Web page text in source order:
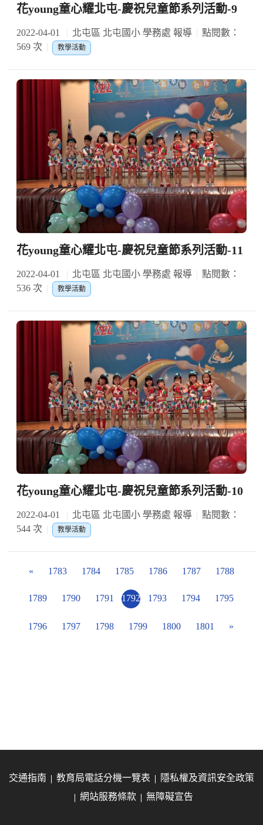
花young童心耀北屯-慶祝兒童節系列活動-9
2022-04-01 北屯區 北屯國小 學務處 報導
點閱數：
569 次
教學活動
花young童心耀北屯-慶祝兒童節系列活動-11
2022-04-01 北屯區 北屯國小 學務處 報導
點閱數：
536 次
教學活動
花young童心耀北屯-慶祝兒童節系列活動-10
2022-04-01 北屯區 北屯國小 學務處 報導
點閱數：
544 次
教學活動
« 1783 1784 1785 1786 1787 1788
1789 1790 1791 1792 1793 1794 1795
1796 1797 1798 1799 1800 1801 »
交通指南 教育局電話分機一覽表
隱私權及資訊安全政策
網站服務條款
無障礙宣告